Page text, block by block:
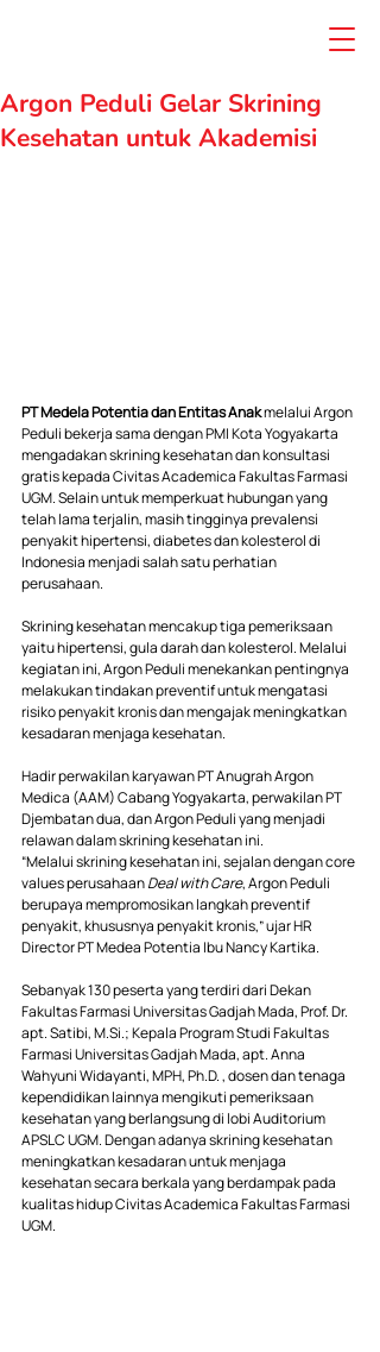
Argon Peduli Gelar Skrining
Kesehatan untuk Akademisi
PT Medela Potentia dan Entitas Anak melalui Argon
Peduli bekerja sama dengan PMI Kota Yogyakarta
mengadakan skrining kesehatan dan konsultasi
gratis kepada Civitas Academica Fakultas Farmasi
UGM. Selain untuk memperkuat hubungan yang
telah lama terjalin, masih tingginya prevalensi
penyakit hipertensi, diabetes dan kolesterol di
Indonesia menjadi salah satu perhatian
perusahaan.
Skrining kesehatan mencakup tiga pemeriksaan
yaitu hipertensi, gula darah dan kolesterol. Melalui
kegiatan ini, Argon Peduli menekankan pentingnya
melakukan tindakan preventif untuk mengatasi
risiko penyakit kronis dan mengajak meningkatkan
kesadaran menjaga kesehatan.
Hadir perwakilan karyawan PT Anugrah Argon
Medica (AAM) Cabang Yogyakarta, perwakilan PT
Djembatan dua, dan Argon Peduli yang menjadi
relawan dalam skrining kesehatan ini.
“Melalui skrining kesehatan ini, sejalan dengan core
values perusahaan Deal with Care, Argon Peduli
berupaya mempromosikan langkah preventif
penyakit, khususnya penyakit kronis,” ujar HR
Director PT Medea Potentia Ibu Nancy Kartika.
Sebanyak 130 peserta yang terdiri dari Dekan
Fakultas Farmasi Universitas Gadjah Mada, Prof. Dr.
apt. Satibi, M.Si.; Kepala Program Studi Fakultas
Farmasi Universitas Gadjah Mada, apt. Anna
Wahyuni Widayanti, MPH, Ph.D. , dosen dan tenaga
kependidikan lainnya mengikuti pemeriksaan
kesehatan yang berlangsung di lobi Auditorium
APSLC UGM. Dengan adanya skrining kesehatan
meningkatkan kesadaran untuk menjaga
kesehatan secara berkala yang berdampak pada
kualitas hidup Civitas Academica Fakultas Farmasi
UGM.